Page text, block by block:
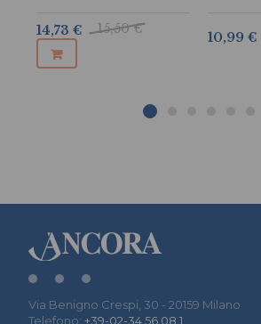
15,50 €
14,73 € 10,99 €
Via Benigno Crespi, 30 - 20159 Milano
Telefono: +39-02-34.56.08.1